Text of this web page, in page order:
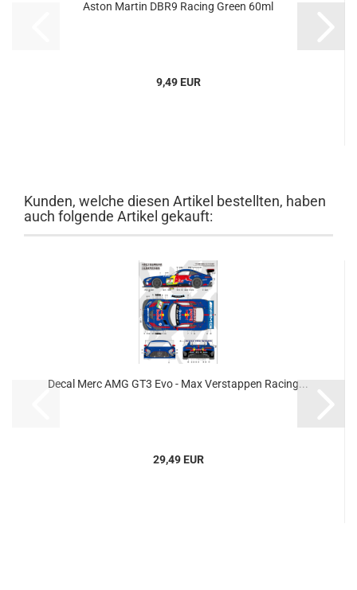
Aston Martin DBR9 Racing Green 60ml
9,49 EUR
Kunden, welche diesen Artikel bestellten, haben
auch folgende Artikel gekauft:
Decal Merc AMG GT3 Evo - Max Verstappen Racing...
29,49 EUR